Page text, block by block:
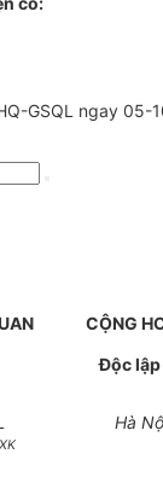
GSQL ngay 05-
CỘNG
Độc
Hà